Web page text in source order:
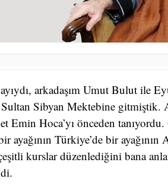
arkadaşım Umut Bulut ile
Sibyan Mektebine gitmiştik.
Emin Hoca’yı önceden
ayağının Türkiye’de bir ayağının
kurslar düzenlediğini bana